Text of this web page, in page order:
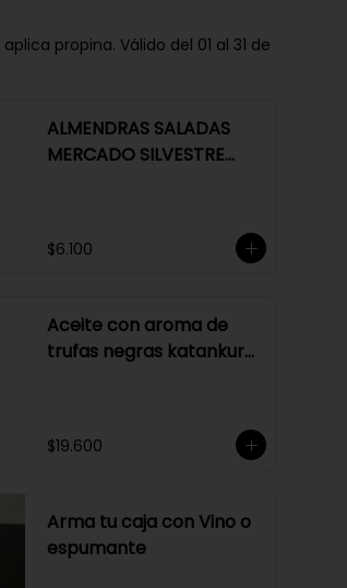
propina. Válido del 01 al 31 de
ALMENDRAS SALADAS
MERCADO SILVESTRE
$6.100
Aceite con aroma de
trufas negras katankura
$19.600
Arma tu caja con Vino o
espumante